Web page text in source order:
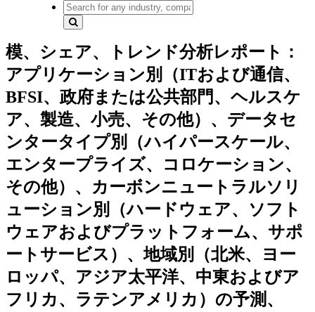
模、シェア、トレンド分析レポート：
アプリケーション別（ITおよび通信、
BFSI、政府または公共部門、ヘルスケ
ア、製造、小売、その他）、データセ
ンタータイプ別（ハイパースケール、
エンタープライズ、コロケーション、
その他）、カーボンニュートラルソリ
ューション別（ハードウェア、ソフト
ウェアおよびプラットフォーム、サポ
ートサービス）、地域別（北米、ヨー
ロッパ、アジア太平洋、中東およびア
フリカ、ラテンアメリカ）の予測、